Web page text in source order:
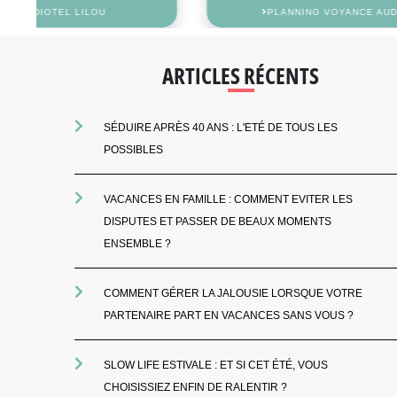
PLANNING VOYANCE AUDIOTEL LOU-LOUISE
ARTICLES RÉCENTS
SÉDUIRE APRÈS 40 ANS : L'ETÉ DE TOUS LES
POSSIBLES
VACANCES EN FAMILLE : COMMENT EVITER LES
DISPUTES ET PASSER DE BEAUX MOMENTS
ENSEMBLE ?
COMMENT GÉRER LA JALOUSIE LORSQUE VOTRE
PARTENAIRE PART EN VACANCES SANS VOUS ?
SLOW LIFE ESTIVALE : ET SI CET ÉTÉ, VOUS
CHOISISSIEZ ENFIN DE RALENTIR ?